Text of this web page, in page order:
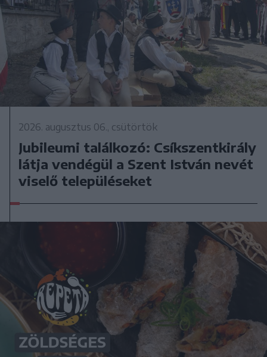
2026. augusztus 06., csütörtök
Jubileumi találkozó: Csíkszentkirály
látja vendégül a Szent István nevét
viselő településeket